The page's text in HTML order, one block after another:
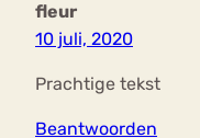
fleur
10 juli, 2020
Prachtige tekst
Beantwoorden